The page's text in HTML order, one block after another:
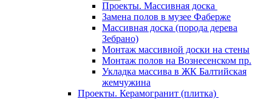
Проекты. Массивная доска
Замена полов в музее Фаберже
Массивная доска (порода дерева
Зебрано)
Монтаж массивной доски на стены
Монтаж полов на Вознесенском пр.
Укладка массива в ЖК Балтийская
жемчужина
Проекты. Керамогранит (плитка)